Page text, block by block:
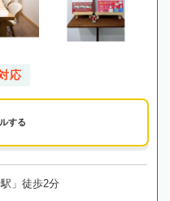
応
する
」徒歩2分